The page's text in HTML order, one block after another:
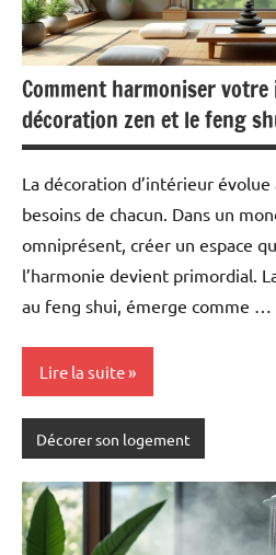
Comment harmoniser
décoration zen et le feng
La décoration d’intérieur
besoins de chacun. Dans un
omniprésent, créer un espace
l’harmonie devient primordial.
au feng shui, émerge comme …
Lire la suite
Décorer son logement